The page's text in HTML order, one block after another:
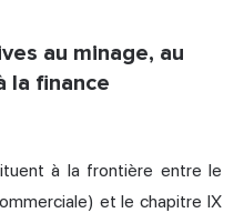
au minage, au
la finance
à la frontière entre le
et le chapitre IX